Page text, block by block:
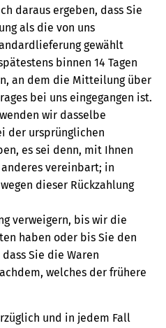
daraus ergeben, dass Sie
als die von uns
gewählt
binnen 14 Tagen
an dem die Mitteilung über
bei uns eingegangen ist.
wir dasselbe
der ursprünglichen
es sei denn, mit Ihnen
vereinbart; in
dieser Rückzahlung
verweigern, bis wir die
haben oder bis Sie den
Sie die Waren
welches der frühere
und in jedem Fall